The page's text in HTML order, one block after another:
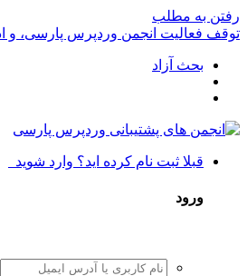
رفتن به مطلب
توقف فعالیت انجمن وردپرس پارسی، و
بحث آزاد
قبلا ثبت نام کرده اید؟ وارد شوید
ورود